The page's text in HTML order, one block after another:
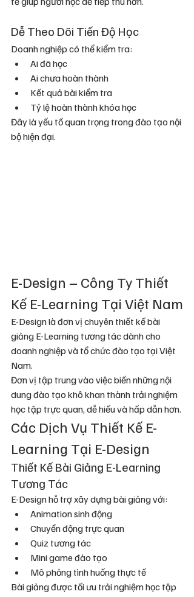
Dễ Theo Dõi Tiến Độ Học
Doanh nghiệp có thể kiểm tra:
Ai đã học
Ai chưa hoàn thành
Kết quả bài kiểm tra
Tỷ lệ hoàn thành khóa học
Đây là yếu tố quan trọng trong đào tạo nội
bộ hiện đại.
E-Design – Công Ty Thiết
Kế E-Learning Tại Việt Nam
E-Design là đơn vị chuyên thiết kế bài
giảng E-Learning tương tác dành cho
doanh nghiệp và tổ chức đào tạo tại Việt
Nam.
Đơn vị tập trung vào việc biến những nội
dung đào tạo khô khan thành trải nghiệm
học tập trực quan, dễ hiểu và hấp dẫn hơn.
Các Dịch Vụ Thiết Kế E-
Learning Tại E-Design
Thiết Kế Bài Giảng E-Learning
Tương Tác
E-Design hỗ trợ xây dựng bài giảng với:
Animation sinh động
Chuyển động trực quan
Quiz tương tác
Mini game đào tạo
Mô phỏng tình huống thực tế
Bài giảng được tối ưu trải nghiệm học tập